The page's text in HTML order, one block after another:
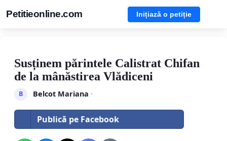
Petitieonline.com Inițiază o petiție
Susținem părintele Calistrat Chifan
de la mânăstirea Vlădiceni
B Belcot Mariana ·
Publică pe Facebook